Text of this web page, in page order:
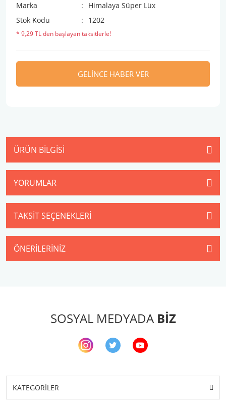
Marka
Himalaya Süper Lüx
Stok Kodu
1202
* 9,29 TL den başlayan taksitlerle!
GELİNCE HABER VER
ÜRÜN BILGISI
YORUMLAR
TAKSIT SEÇENEKLERI
ÖNERILERINIZ
SOSYAL MEDYADA BİZ
KATEGORİLER